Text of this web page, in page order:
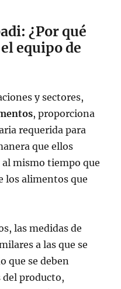
¿Por qué
equipo de
y sectores,
, proporciona
requerida para
que ellos
mismo tiempo que
los alimentos que
las medidas de
a las que se
que se deben
producto,